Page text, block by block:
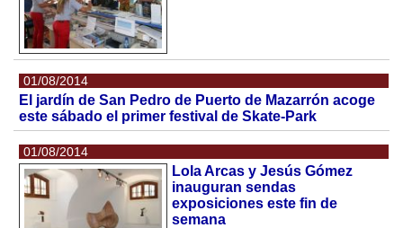
01/08/2014
El jardín de San Pedro de Puerto de Mazarrón acoge
este sábado el primer festival de Skate-Park
01/08/2014
Lola Arcas y Jesús Gómez
inauguran sendas
exposiciones este fin de
semana